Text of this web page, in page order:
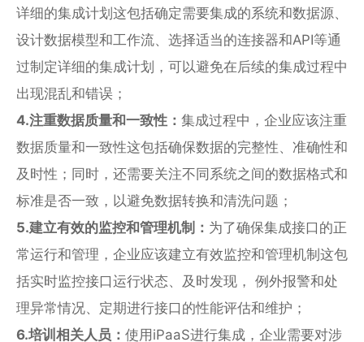
详细的集成计划这包括确定需要集成的系统和数据源、
设计数据模型和工作流、选择适当的连接器和API等通
过制定详细的集成计划，可以避免在后续的集成过程中
出现混乱和错误；
4.注重数据质量和一致性： 集成过程中，企业应该注重
数据质量和一致性这包括确保数据的完整性、准确性和
及时性；同时，还需要关注不同系统之间的数据格式和
标准是否一致，以避免数据转换和清洗问题；
5.建立有效的监控和管理机制： 为了确保集成接口的正
常运行和管理，企业应该建立有效监控和管理机制这包
括实时监控接口运行状态、及时发现， 例外报警和处
理异常情况、定期进行接口的性能评估和维护；
6.培训相关人员： 使用iPaaS进行集成，企业需要对涉